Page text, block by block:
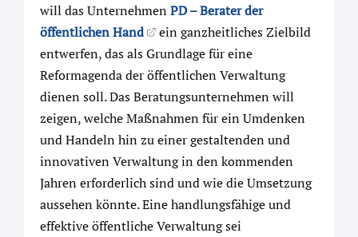
will das UnternehmenPD – Berater der
öffentlichen Hand
ein ganzheitliches Zielbild
entwerfen, das als Grundlage für eine
Reformagenda der öffentlichen Verwaltung
dienen soll. Das Beratungsunternehmen will
zeigen, welche Maßnahmen für ein Umdenken
und Handeln hin zu einer gestaltenden und
innovativen Verwaltung in den kommenden
Jahren erforderlich sind und wie die Umsetzung
aussehen könnte. Eine handlungsfähige und
effektive öffentliche Verwaltung sei